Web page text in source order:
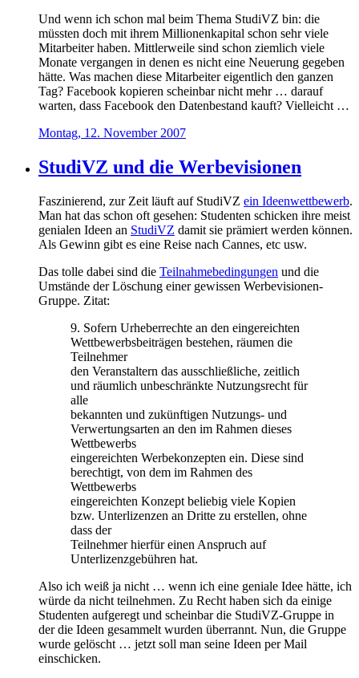
Und wenn ich schon mal beim Thema StudiVZ bin: die
müssten doch mit ihrem Millionenkapital schon sehr viele
Mitarbeiter haben. Mittlerweile sind schon ziemlich viele
Monate vergangen in denen es nicht eine Neuerung gegeben
hätte. Was machen diese Mitarbeiter eigentlich den ganzen
Tag? Facebook kopieren scheinbar nicht mehr … darauf
warten, dass Facebook den Datenbestand kauft? Vielleicht …
Montag, 12. November 2007
StudiVZ und die Werbevisionen
Faszinierend, zur Zeit läuft auf StudiVZ ein Ideenwettbewerb.
Man hat das schon oft gesehen: Studenten schicken ihre meist
genialen Ideen an StudiVZ damit sie prämiert werden können.
Als Gewinn gibt es eine Reise nach Cannes, etc usw.
Das tolle dabei sind die Teilnahmebedingungen und die
Umstände der Löschung einer gewissen Werbevisionen-
Gruppe. Zitat:
9. Sofern Urheberrechte an den eingereichten
Wettbewerbsbeiträgen bestehen, räumen die
Teilnehmer
den Veranstaltern das ausschließliche, zeitlich
und räumlich unbeschränkte Nutzungsrecht für
alle
bekannten und zukünftigen Nutzungs- und
Verwertungsarten an den im Rahmen dieses
Wettbewerbs
eingereichten Werbekonzepten ein. Diese sind
berechtigt, von dem im Rahmen des
Wettbewerbs
eingereichten Konzept beliebig viele Kopien
bzw. Unterlizenzen an Dritte zu erstellen, ohne
dass der
Teilnehmer hierfür einen Anspruch auf
Unterlizenzgebühren hat.
Also ich weiß ja nicht … wenn ich eine geniale Idee hätte, ich
würde da nicht teilnehmen. Zu Recht haben sich da einige
Studenten aufgeregt und scheinbar die StudiVZ-Gruppe in
der die Ideen gesammelt wurden überrannt. Nun, die Gruppe
wurde gelöscht … jetzt soll man seine Ideen per Mail
einschicken.